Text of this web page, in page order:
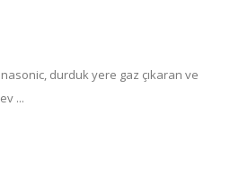
durduk yere gaz çıkaran ve
...